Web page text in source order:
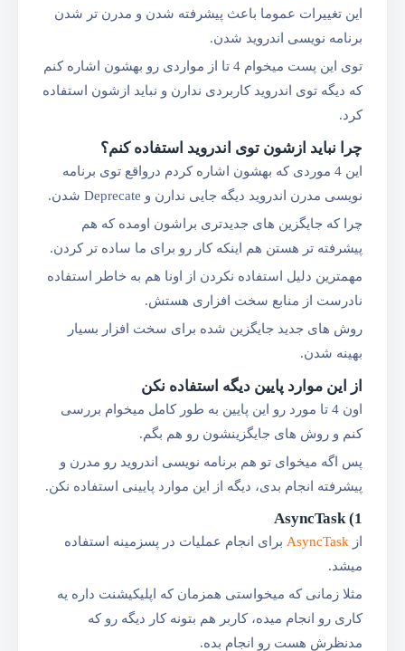
این تغییرات عموما باعث پیشرفته شدن و مدرن تر شدن
برنامه نویسی اندر‌وید شدن.
توی این پست میخوام 4 تا از مواردی رو بهشون اشاره کنم
که دیگه توی اندر‌وید کاربردی ندارن و نباید ازشون استفاده
کرد.
چرا نباید ازشون توی اندروید استفاده کنم؟
این 4 موردی که بهشون اشاره کردم درواقع توی برنامه
نویسی مدرن اندر‌وید دیگه جایی ندارن و Deprecate شدن.
چرا که جایگزین های جدیدتری براشون اومده که هم
پیشرفته تر هستن هم اینکه کار رو برای ما ساده تر کردن.
مهمترین دلیل استفاده نکردن از اونا هم به خاطر استفاده
نادرست از منابع سخت افزاری هستش.
روش های جدید جایگزین شده برای سخت افزار بسیار
بهینه شدن.
از این موارد پایین دیگه استفاده نکن
اون 4 تا مورد رو این پایین به طور کامل میخوام بررسی
کنم و روش های جایگزینشون رو هم بگم.
پس اگه میخوای تو هم برنامه نویسی اندروید رو مدرن و
پیشرفته انجام بدی، دیگه از این موارد پایینی استفاد‌ه نکن.
1) AsyncTask
از AsyncTask برای انجام عملیات در پسزمینه استفاده
میشد.
مثلا زمانی که میخواستی همزمان که اپلیکیشنت داره یه
کاری رو انجام میده، کاربر هم بتونه کار دیگه رو که
مدنظرش هست رو انجام بده.